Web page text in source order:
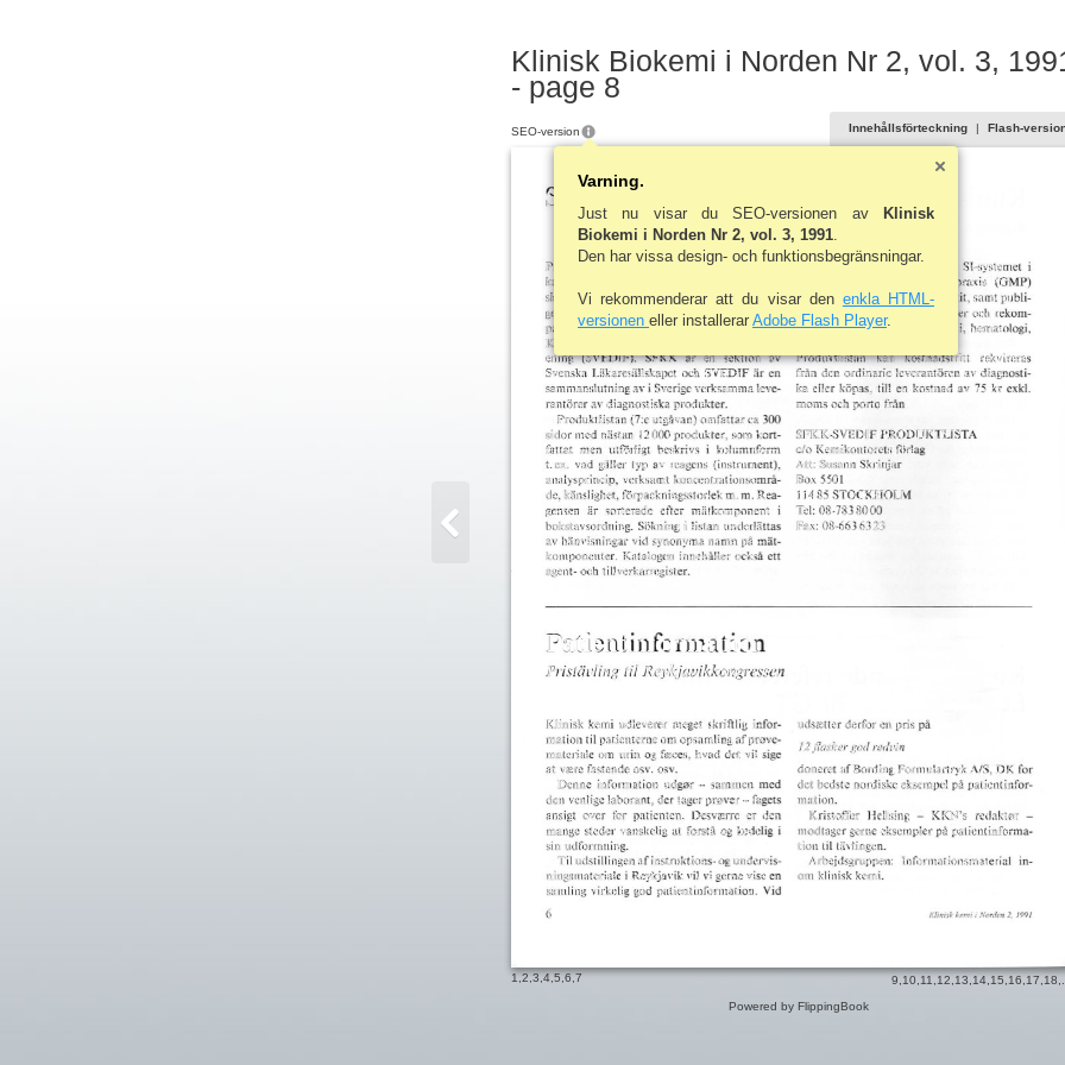
Klinisk Biokemi i Norden Nr 2, vol. 3,
- page 8
SFKK-SVEDIF produktlista 1991
Produktlistan över reagens för klinisk-kemis–
ka, blodgruppsserologiska och mikrobiol,ogi–
ska analyser samt antisera mot humana anti–
gener, kalibratorer, kontrollpreparat och ap–
parater utges av Svensk Förening för Klinisk
Kemi (SFKK) och Svensk Diagnostika För–
ening (SVEDIF). SFKK är en sektion av
Svenska Läkaresällskapet och SVEDIF är en
sammanslutning av i Sverige verksamma leve–
rantörer av diagnostiska produkter.
Produktlistan (7:e utgåvan) omfattar ca 300
sidor med nästan 12 000 produkter, som kort–
fattat men utförligt beskrivs i kolumnform
t. ex. vad gäller typ av reagens (instrument),
analysprincip, verksamt koncentrationsområ–
de, känslighet, förpackningsstorlek m. m. Rea–
gensen är sorterade efter mätkomponent i
bokstavsordning. Sökning i listan underlättas
av hänvisningar vid synonyma namn på mät–
komponenter. Katalogen innehåller också ett
agent- och tillverkarregister.
Patientinformation
Pristävling til Reykjavikkongressen
Klinisk kemi udleverer meget skriftlig infor–
mation til patienterne om opsamling af pmve–
materiale om urin og freces, hvad det vii sige
at vrere fastende osv. osv.
Denne information udg0r - sammen med
den venlige laborant, der tager pmver - fagets
ansigt over for patienten. Desvrerre er den
mange steder vanskelig at forstå og kedelig i
sin udformning.
Til udstillingen af instruktions- og undervis–
ningsmateriale i Reykjavik vii vi gerne vise en
samling virkelig god patientinformation. Vid
6
Inledningsvis beskrivs också SI-systemet i
sjukvården, god tillverkningspraxis (GMP)
med inriktning på reagens och kit, samt publi–
cerade internationella standarder och rekom–
mendationer inom klinisk kemi, hematologi,
Produktlistan kan kostnadsfritt rekvireras
från den ordinarie leverantören av diagnosti–
ka eller köpas, till en kostnad av 75 kr exkl.
moms och porto från
SFKK-SVEDIF PRODUKTLISTA
c/o Kemikontorets förlag
Att: Susann Skrinjar
Box 5501
11485 STOCKHOLM
Tel: 08-783 8000
Fax: 08-663 63 23
udsretter derfor en pris på
12 fiasker god redvin
doneret af Bording Formulartryk A/S, OK for
det bedste nordiske eksempel på patientinfor–
mation.
Kristoffer Hellsing - KKN's redakt0r -
modtager gerne eksempler på patientinforma–
tion til tävlingen.
Arbejdsgruppen: Informationsmaterial in–
om klinisk kemi.
Klinisk kemi i Norden 2, 1991
SEO-version
Varning.
Just nu visar du SEO-versionen av Klinisk
Biokemi i Norden Nr 2, vol. 3, 1991
Den har vissa design- och funktionsbegränsningar.
Vi rekommenderar att du visar den enkla HTML-
versionen eller installerar Adobe Flash Player.
Innehållsförteckning | Flash-
1,2,3,4,5,6,7 9 10 11 12 13 14 15 16 17 18
Powered by FlippingBook